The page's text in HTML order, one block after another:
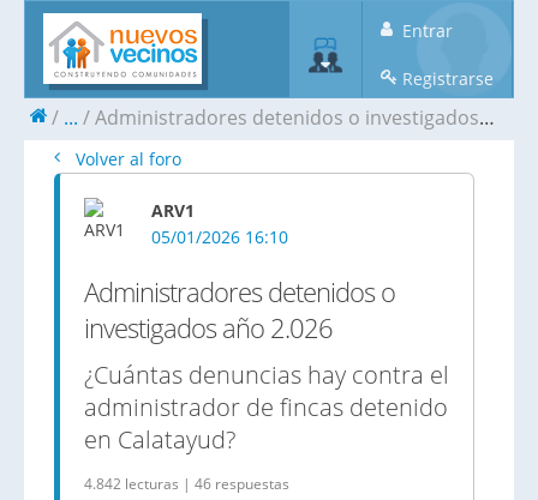
Entrar
Registrarse
... Administradores detenidos o investigados año 2.026
Volver al foro
ARV1
05/01/2026 16:10
Administradores detenidos o
investigados año 2.026
¿Cuántas denuncias hay contra el
administrador de fincas detenido
en Calatayud?
4.842 lecturas | 46 respuestas